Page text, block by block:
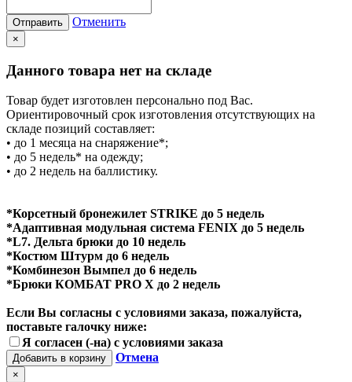
Отправить Отменить
×
Данного товара нет на складе
Товар будет изготовлен персонально под Вас.
Ориентировочный срок изготовления отсутствующих на
складе позиций составляет:
• до 1 месяца на снаряжение*;
• до 5 недель* на одежду;
• до 2 недель на баллистику.
*Корсетный бронежилет STRIKE до 5 недель
*Адаптивная модульная система FENIX до 5 недель
*L7. Дельта брюки до 10 недель
*Костюм Штурм до 6 недель
*Комбинезон Вымпел до 6 недель
*Брюки КОМБАТ PRO X до 2 недель
Если Вы согласны с условиями заказа, пожалуйста,
поставьте галочку ниже:
Я согласен (-на) с условиями заказа
Добавить в корзину Отмена
×